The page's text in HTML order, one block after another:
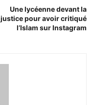
Une lycéenne devant la
justice pour avoir critiqué
l’Islam sur Instagram